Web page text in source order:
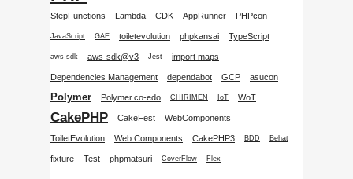
StepFunctions Lambda CDK AppRunner PHPcon
JavaScript GAE toiletevolution phpkansai TypeScript
aws-sdk aws-sdk@v3 Jest import maps
Dependencies Management dependabot GCP asucon
Polymer Polymer.co-edo CHIRIMEN IoT WoT
CakePHP CakeFest WebComponents
ToiletEvolution Web Components CakePHP3 BDD Behat
fixture Test phpmatsuri CoverFlow Flex